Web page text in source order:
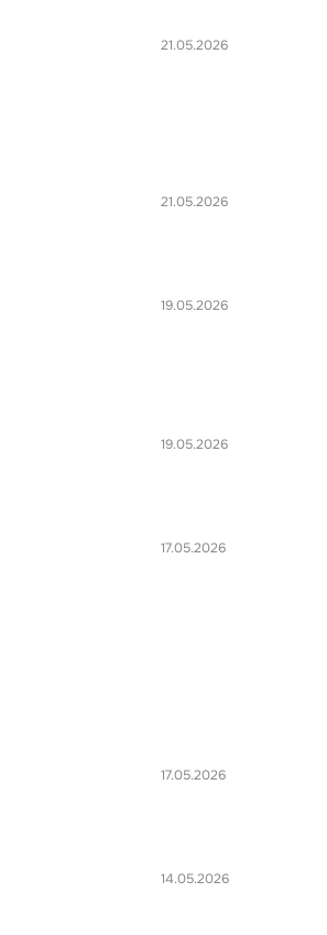
21.05.2026
21.05.2026
19.05.2026
19.05.2026
17.05.2026
17.05.2026
14.05.2026